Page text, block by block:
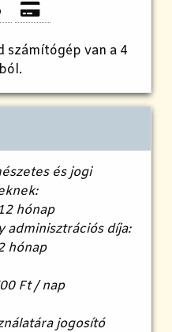
számítógép van a 4
és jogi
hónap
adminisztrációs díja:
hónap
Ft / nap
jogosító